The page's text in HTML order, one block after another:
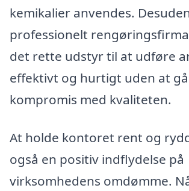
kemikalier anvendes.
professionelt
det rette udstyr til at udføre
effektivt og hurtigt uden at
kompromis med kvaliteten.
At holde kontoret rent og
også en positiv indflydelse på
virksomhedens omdømme.